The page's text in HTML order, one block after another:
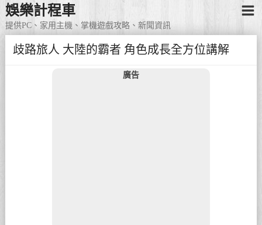
娛樂計程車
提供PC、家用主機、掌機遊戲攻略、新聞資訊
歧路旅人 大陸的霸者 角色成長全方位講解
廣告